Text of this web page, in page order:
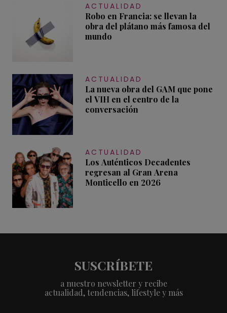
ACTUALIDAD
Robo en Francia: se llevan la
obra del plátano más famosa del
mundo
ACTUALIDAD
La nueva obra del GAM que pone
el VIH en el centro de la
conversación
ACTUALIDAD
Los Auténticos Decadentes
regresan al Gran Arena
Monticello en 2026
SUSCRÍBETE
a nuestro newsletter y recibe
actualidad, tendencias, lifestyle y más